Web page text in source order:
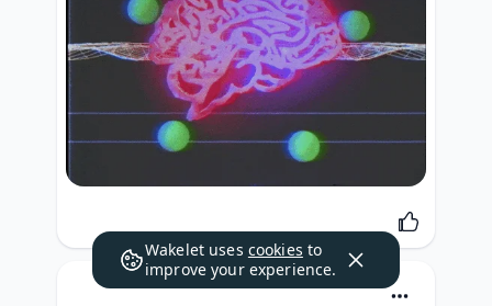
Wakelet uses cookies to
improve your experience.